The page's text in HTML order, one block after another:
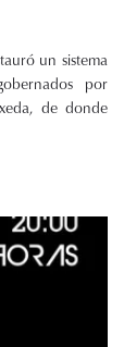
un sistema
por
de donde